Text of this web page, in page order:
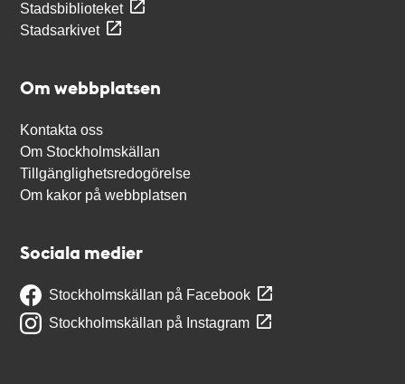
Stadsbiblioteket
Stadsarkivet
Om webbplatsen
Kontakta oss
Om Stockholmskällan
Tillgänglighetsredogörelse
Om kakor på webbplatsen
Sociala medier
Stockholmskällan på Facebook
Stockholmskällan på Instagram